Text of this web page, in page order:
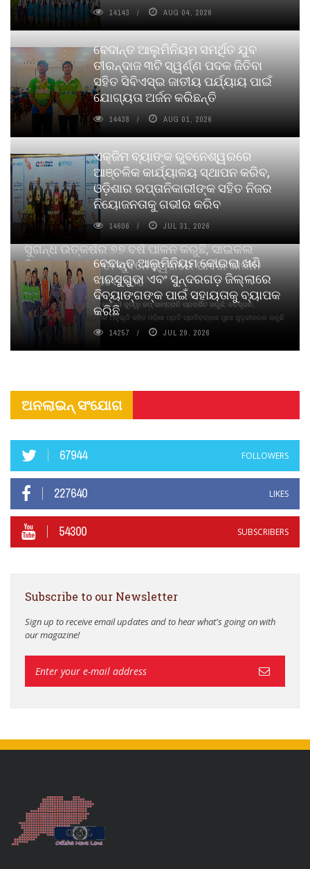
ସୁଗନ୍ଧ ଉତ୍କର୍ଷର ୭୭ ବର୍ଷ ପାଳନ କରୁଛି, ସାଇକଲ
ପିୟୋର୍‌ ଅଗରବତୀ ଭୁବନେଶ୍ୱରରେ ପାର୍ବଣ କାଳୀନ
ନବସୃଜନ ଉନ୍ମୋଚନ କଲା
ବାଉଁଶ ବିହୀନ କଠିନ ଧୂପ ଏବଂ ମେଦିନୀ ଜୁଡୱା କପ୍‌ ସାମ୍ବ୍ରାନି ପ୍ରଦର୍ଶିତ କରୁଛି; ନବସୃଜନ,
ଦୀର୍ଘସ୍ଥାୟିତା ଏବଂ ଆଧ୍ୟାତ୍ମିକ ଅନୁଭୂତି ସହିତ ଓଡ଼ିଶା ପ୍ରତି ପ୍ରତିବଦ୍ଧତା ପୁନଃ ସୁଦୃଢୀକରଣ କରୁଛି
14143 AUG 04, 2026
ବେଦାନ୍ତ ଆଲୁମିନିୟମ ସମର୍ଥିତ ଯୁବ
ତୀରନ୍ଦାଜ ୩ଟି ସ୍ୱର୍ଣ୍ଣ ପଦକ ଜିତିବା
ସହିତ ସିବିଏସ୍ଇ ଜାତୀୟ ପର୍ଯ୍ୟାୟ ପାଇଁ
ଯୋଗ୍ୟତା ଅର୍ଜନ କରିଛନ୍ତି
14438 AUG 01, 2026
ଏକ୍ଜିମ ବ୍ୟାଙ୍କ ଭୁବନେଶ୍ୱରରେ
ଆଞ୍ଚଳିକ କାର୍ଯ୍ୟାଳୟ ସ୍ଥାପନ କରିବ,
ଓଡ଼ିଶାର ରପ୍ତାନିକାରୀଙ୍କ ସହିତ ନିଜର
ନିୟୋଜନତାକୁ ଗଭୀର କରିବ
14606 JUL 31, 2026
ବେଦାନ୍ତ ଆଲୁମିନିୟମ କୋଇଲା ଖଣି
ଝାରସୁଗୁଡା ଏବଂ ସୁନ୍ଦରଗଡ଼ ଜିଲ୍ଲାରେ
ଦିବ୍ୟାଙ୍ଗଙ୍କ ପାଇଁ ସହାୟତାକୁ ବ୍ୟାପକ
କରିଛି
14257 JUL 29, 2026
ଅନଲାଇନ୍ ସଂଯୋଗ
67944 FOLLOWERS
227640 LIKES
54300 SUBSCRIBERS
Subscribe to our Newsletter
Sign up to receive email updates and to hear what's going on with
our magazine!